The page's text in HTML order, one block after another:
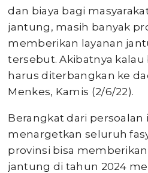
dan biaya bagi
jantung, masih banyak
memberikan layanan
tersebut. Akibatnya
harus diterbangkan ke
Menkes, Kamis (2/6/22).
Berangkat dari persoalan
menargetkan seluruh
provinsi bisa
jantung di tahun 2024